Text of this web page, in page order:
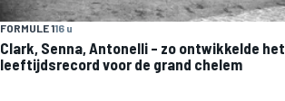
FORMULE 116 u
Clark, Senna, Antonelli – zo ontwikkelde het
leeftijdsrecord voor de grand chelem